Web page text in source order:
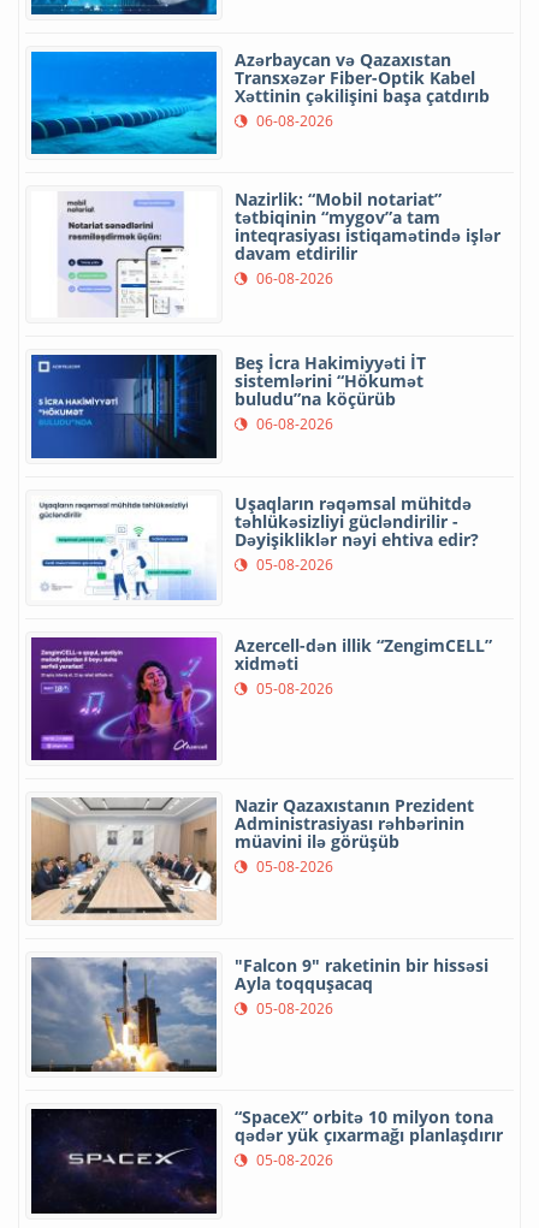
Azərbaycan və Qazaxıstan
Transxəzər Fiber-Optik Kabel
Xəttinin çəkilişini başa çatdırıb
06-08-2026
Nazirlik: “Mobil notariat”
tətbiqinin “mygov”a tam
inteqrasiyası istiqamətində işlər
davam etdirilir
06-08-2026
Beş İcra Hakimiyyəti İT
sistemlərini “Hökumət
buludu”na köçürüb
06-08-2026
Uşaqların rəqəmsal mühitdə
təhlükəsizliyi gücləndirilir -
Dəyişikliklər nəyi ehtiva edir?
05-08-2026
Azercell-dən illik “ZengimCELL”
xidməti
05-08-2026
Nazir Qazaxıstanın Prezident
Administrasiyası rəhbərinin
müavini ilə görüşüb
05-08-2026
"Falcon 9" raketinin bir hissəsi
Ayla toqquşacaq
05-08-2026
“SpaceX” orbitə 10 milyon tona
qədər yük çıxarmağı planlaşdırır
05-08-2026